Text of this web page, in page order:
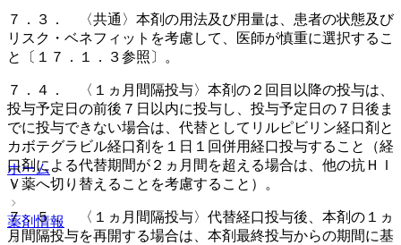
７．３． 〈共通〉本剤の用法及び用量は、患者の状態及び
リスク・ベネフィットを考慮して、医師が慎重に選択するこ
と〔１７．１．３参照〕。
７．４． 〈１ヵ月間隔投与〉本剤の２回目以降の投与は、
投与予定日の前後７日以内に投与し、投与予定日の７日後ま
でに投与できない場合は、代替としてリルピビリン経口剤と
カボテグラビル経口剤を１日１回併用経口投与すること（経
口剤による代替期間が２ヵ月間を超える場合は、他の抗ＨＩ
Ｖ薬へ切り替えることを考慮すること）。
７．５． 〈１ヵ月間隔投与〉代替経口投与後、本剤の１ヵ
月間隔投与を再開する場合は、本剤最終投与からの期間に基
ホーム
薬剤情報